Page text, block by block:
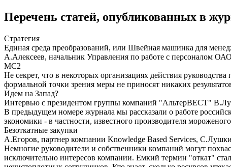
Перечень статей, опубликованных в
Стратегия
Единая среда преобразований, или Швейная машинка для
А.Алексеев, начальник Управления по работе с персоналом
МС2
Не секрет, что в некоторых организациях действия
формальной точки зрения меры не приносят никаких
Идем на Запад?
Интервью с президентом группы компаний "АльтерВЕСТ"
В предыдущем номере журнала мы рассказали о работе
экономики - в частности, известного производителя
Безоткатные закупки
А.Егоров, партнер компании Knowledge Based Services,
Немногие руководители и собственники компаний могут
исключительно интересов компании. Емкий термин "откат"